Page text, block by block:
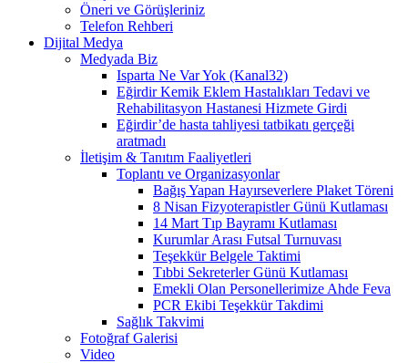
Öneri ve Görüşleriniz
Telefon Rehberi
Dijital Medya
Medyada Biz
Isparta Ne Var Yok (Kanal32)
Eğirdir Kemik Eklem Hastalıkları Tedavi ve
Rehabilitasyon Hastanesi Hizmete Girdi
Eğirdir’de hasta tahliyesi tatbikatı gerçeği
aratmadı
İletişim & Tanıtım Faaliyetleri
Toplantı ve Organizasyonlar
Bağış Yapan Hayırseverlere Plaket Töreni
8 Nisan Fizyoterapistler Günü Kutlaması
14 Mart Tıp Bayramı Kutlaması
Kurumlar Arası Futsal Turnuvası
Teşekkür Belgele Taktimi
Tıbbi Sekreterler Günü Kutlaması
Emekli Olan Personellerimize Ahde Feva
PCR Ekibi Teşekkür Takdimi
Sağlık Takvimi
Fotoğraf Galerisi
Video